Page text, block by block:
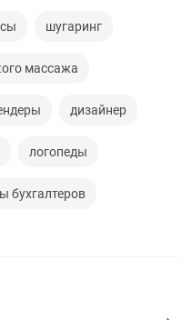
шугаринг
массажа
дизайнер
логопеды
бухгалтеров